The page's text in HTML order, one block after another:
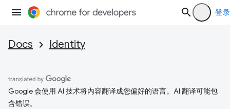
登录
Docs Identity
Google 会使用 AI 技术将内容翻译成您偏好的语言。AI 翻译可能包
含错误。